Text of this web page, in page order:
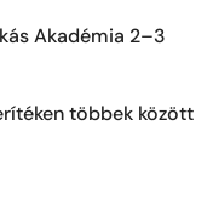
Akadémia 2–3
többek között